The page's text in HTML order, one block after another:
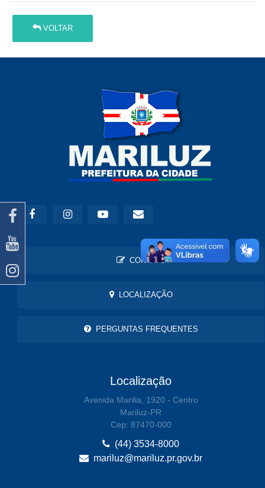
VOLTAR
CONTATO
LOCALIZAÇÃO
PERGUNTAS FREQUENTES
Localização
Avenida Marilia, 1920 - Centro
Mariluz-PR
Cep: 87470-000
(44) 3534-8000
mariluz@mariluz.pr.gov.br